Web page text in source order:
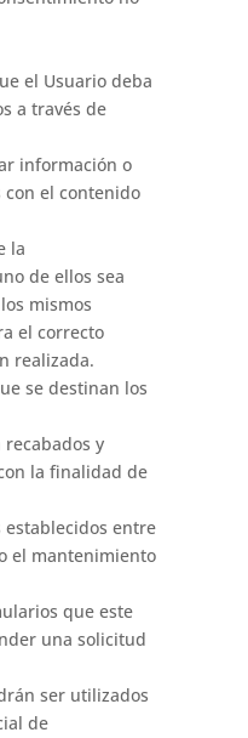
el Usuario deba
a través de
información o
el contenido
la
de ellos sea
mismos
el correcto
realizada.
se destinan los
recabados y
la finalidad de
entre
el mantenimiento
que este
una solicitud
ser utilizados
de